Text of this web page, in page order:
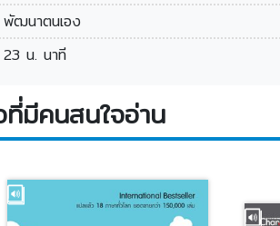
พัฒนาตนเอง
23 น. นาที
ที่มีคนสนใจอ่าน